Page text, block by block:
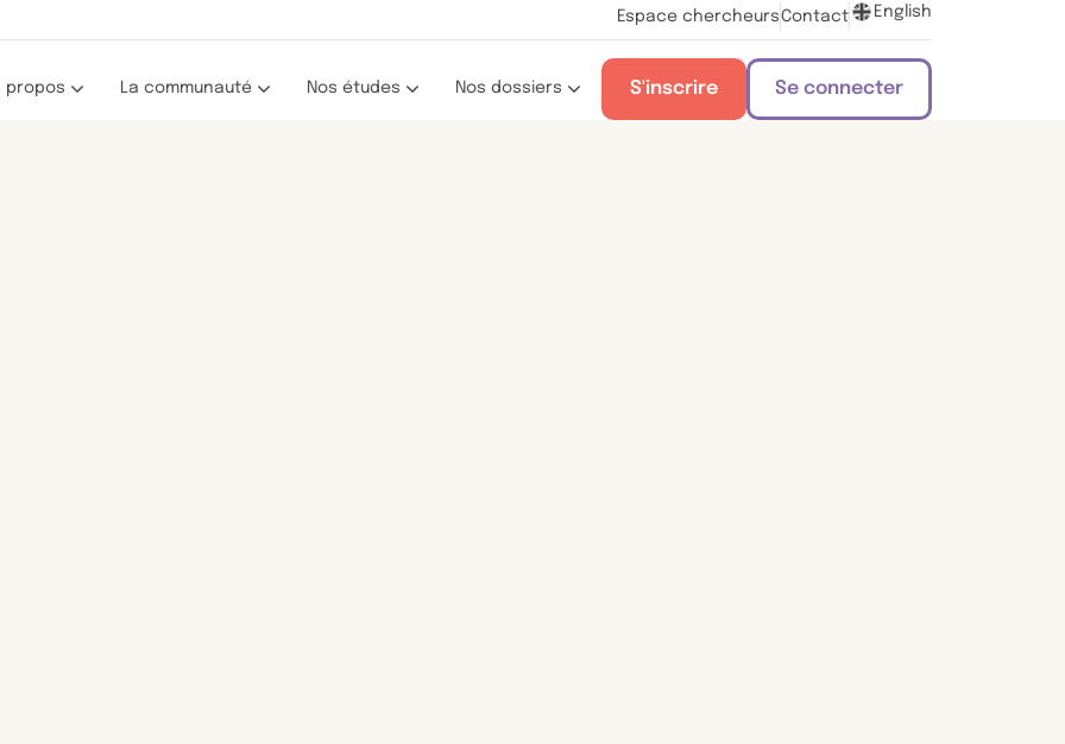
Espace chercheursContact English
propos La communauté Nos études Nos dossiers S'inscrire Se connecter